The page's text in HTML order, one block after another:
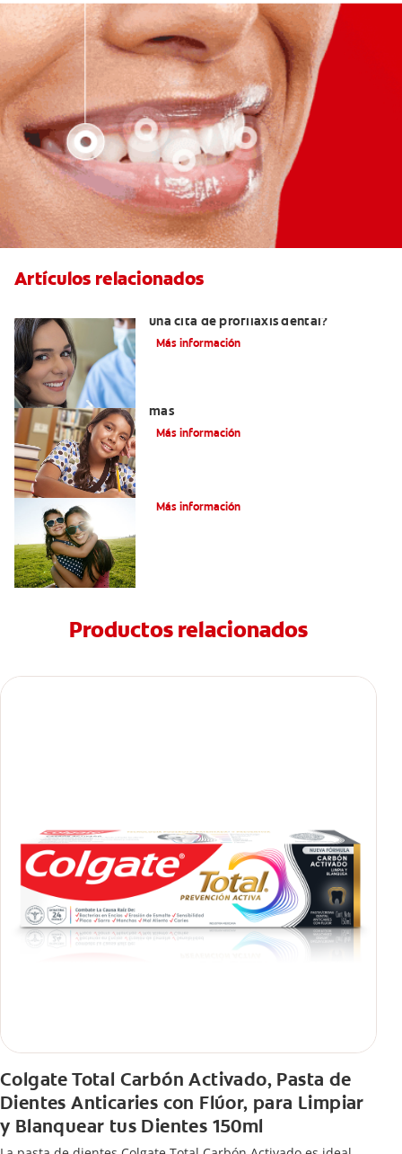
Artículos relacionados
una cita de profilaxis dental?
Más información
más
Más información
Más información
Productos relacionados
Colgate Total Carbón Activado, Pasta de
Dientes Anticaries con Flúor, para Limpiar
y Blanquear tus Dientes 150ml